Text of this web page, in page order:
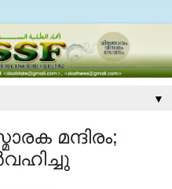
▼
മന്ദിരം;